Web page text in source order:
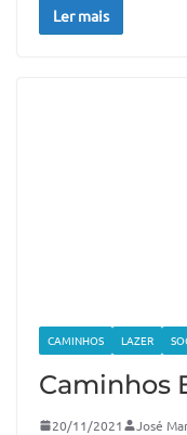
Ler mais
CAMINHOS LAZER
Caminhos
20/11/2021 José